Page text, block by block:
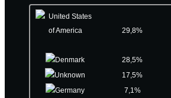
29,8%
28,5%
17,5%
7,1%